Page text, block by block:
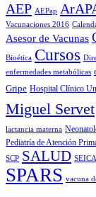
AEP AEPap
Vacunaciones 2016
Asesor de Vacunas
Bioética Cursos
enfermedades metabólicas
Gripe Hospital Clínico
Miguel Servet
lactancia materna
Pediatría de Atención
SCP SALUD
SPARS vacuna